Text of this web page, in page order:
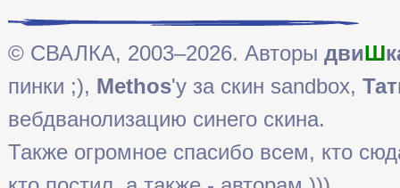
© СВАЛКА, 2003–2026. Авторы двиШ
пинки ;), Methos'у за скин sandbox,
вебдванолизацию синего скина.
Также огромное спасибо всем, кто